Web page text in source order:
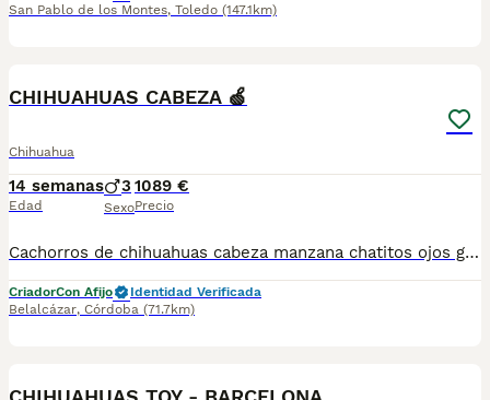
San Pablo de los Montes, Toledo (147.1km)
CHIHUAHUAS CABEZA 🍏
Chihuahua
14 semanas
Edad
3
Sexo
1089 €
Precio
Cachorros de chihuahuas cabeza manzana chatitos ojos grandes líneas Siempre Vivos Belalcam cría responsable de chihuahuas años de dedicación nos abala en su morfología tan especial carita de muñecos . Ven a conócelos Andalucía Cordoba en plena naturaleza siempre en libertad. Siemprevivosenbelalcan.com
CriadorCon Afijo
Identidad Verificada
Belalcázar, Córdoba (71.7km)